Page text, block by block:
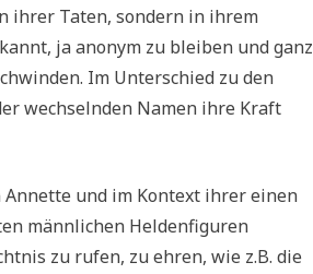
ihrer Taten, sondern in ihrem
ja anonym zu bleiben und ganz
Im Unterschied zu den
wechselnden Namen ihre Kraft
und im Kontext ihrer einen
männlichen Heldenfiguren
zu rufen, zu ehren, wie z.B. die